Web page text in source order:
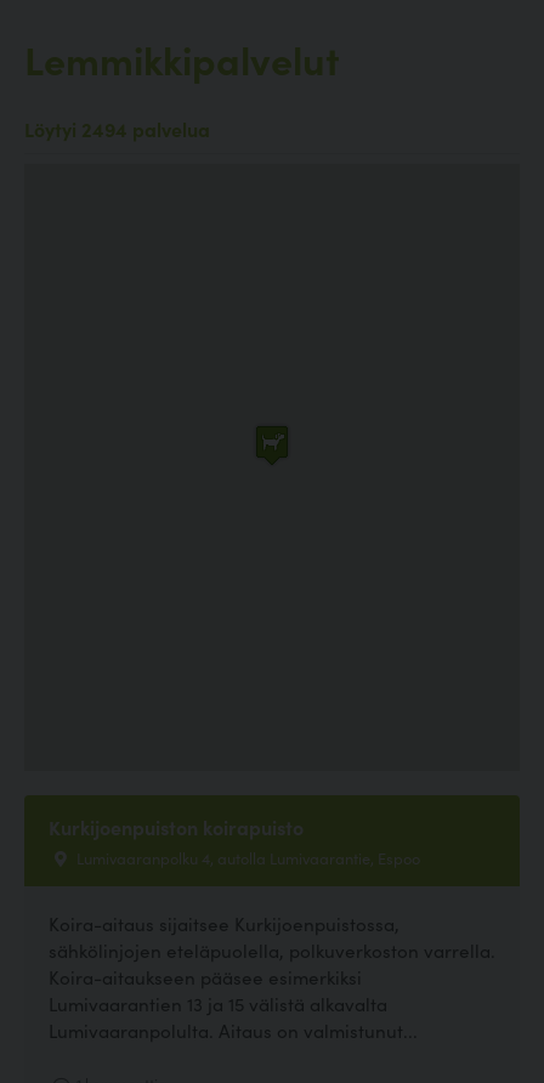
Lemmikkipalvelut
Löytyi 2494 palvelua
Kurkijoenpuiston koirapuisto
Lumivaaranpolku 4, autolla Lumivaarantie, Espoo
Koira-aitaus sijaitsee Kurkijoenpuistossa,
sähkölinjojen eteläpuolella, polkuverkoston varrella.
Koira-aitaukseen pääsee esimerkiksi
Lumivaarantien 13 ja 15 välistä alkavalta
Lumivaaranpolulta. Aitaus on valmistunut...